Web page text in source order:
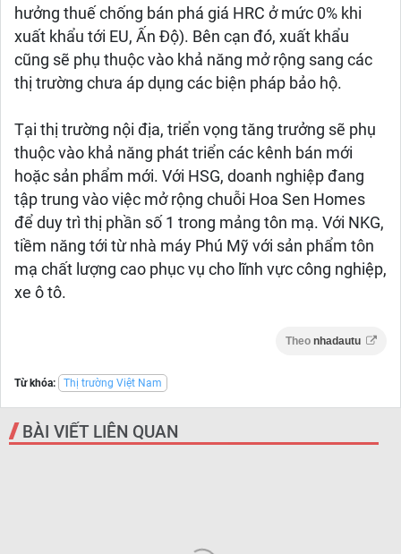
hưởng thuế chống bán phá giá HRC ở mức 0% khi
xuất khẩu tới EU, Ấn Độ). Bên cạn đó, xuất khẩu
cũng sẽ phụ thuộc vào khả năng mở rộng sang các
thị trường chưa áp dụng các biện pháp bảo hộ.
Tại thị trường nội địa, triển vọng tăng trưởng sẽ phụ
thuộc vào khả năng phát triển các kênh bán mới
hoặc sản phẩm mới. Với HSG, doanh nghiệp đang
tập trung vào việc mở rộng chuỗi Hoa Sen Homes
để duy trì thị phần số 1 trong mảng tôn mạ. Với NKG,
tiềm năng tới từ nhà máy Phú Mỹ với sản phẩm tôn
mạ chất lượng cao phục vụ cho lĩnh vực công nghiệp,
xe ô tô.
Theo nhadautu
Từ khóa: Thị trường Việt Nam
BÀI VIẾT LIÊN QUAN